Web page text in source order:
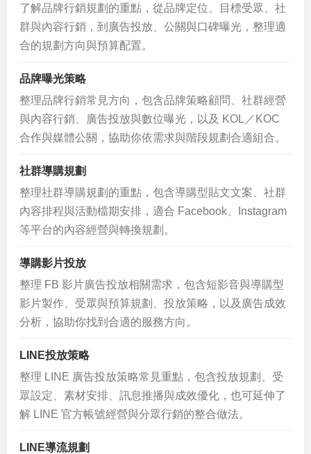
了解品牌行銷規劃的重點，從品牌定位、目標受眾、社
群與內容行銷，到廣告投放、公關與口碑曝光，整理適
合的規劃方向與預算配置。
品牌曝光策略
整理品牌行銷常見方向，包含品牌策略顧問、社群經營
與內容行銷、廣告投放與數位曝光，以及 KOL／KOC
合作與媒體公關，協助你依需求與階段規劃合適組合。
社群導購規劃
整理社群導購規劃的重點，包含導購型貼文文案、社群
內容排程與活動檔期安排，適合 Facebook、Instagram
等平台的內容經營與轉換規劃。
導購影片投放
整理 FB 影片廣告投放相關需求，包含短影音與導購型
影片製作、受眾與預算規劃、投放策略，以及廣告成效
分析，協助你找到合適的服務方向。
LINE投放策略
整理 LINE 廣告投放策略常見重點，包含投放規劃、受
眾設定、素材安排、訊息推播與成效優化，也可延伸了
解 LINE 官方帳號經營與分眾行銷的整合做法。
LINE導流規劃